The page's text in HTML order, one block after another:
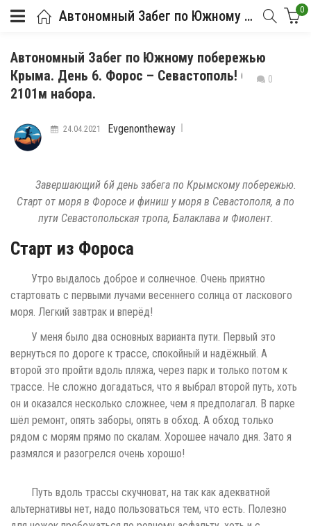
Автономный Забег по Южному побережью Крыма. День 6. Форос – Севастополь! 61 км и 2101м набора. 0
0
Автономный Забег по Южному побережью
Крыма. День 6. Форос – Севастополь! 61 км и
2101м набора.
Evgenontheway
24.04.2021
Завершающий 6й день забега по Крымскому побережью.
Старт от моря в Форосе и финиш у моря в Севастополя, а по
пути Севастопольская тропа, Балаклава и Фиолент.
Старт из Фороса
Утро выдалось доброе и солнечное. Очень приятно
стартовать с первыми лучами весеннего солнца от ласкового
моря. Легкий завтрак и вперёд!
У меня было два основных варианта пути. Первый это
вернуться по дороге к трассе, спокойный и надёжный. А
второй это пройти вдоль пляжа, через парк и только потом к
трассе. Не сложно догадаться, что я выбрал второй путь, хоть
он и оказался несколько сложнее, чем я предполагал. В парке
шёл ремонт, опять заборы, опять в обход. А обход только
рядом с морям прямо по скалам. Хорошее начало дня. Зато я
размялся и разогрелся очень хорошо!
Путь вдоль трассы скучноват, на так как адекватной
альтернативы нет, надо пользоваться тем, что есть. Полезно